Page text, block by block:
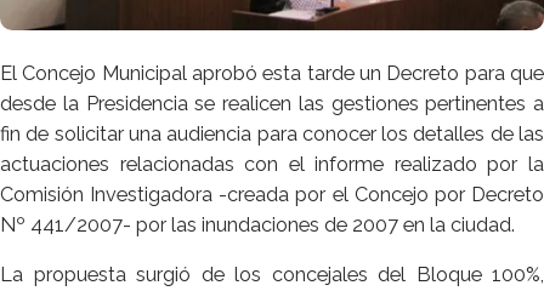
El Concejo Municipal aprobó esta tarde un Decreto para que
desde la Presidencia se realicen las gestiones pertinentes a
fin de solicitar una audiencia para conocer los detalles de las
actuaciones relacionadas con el informe realizado por la
Comisión Investigadora -creada por el Concejo por Decreto
Nº 441/2007- por las inundaciones de 2007 en la ciudad.
La propuesta surgió de los concejales del Bloque 100%,